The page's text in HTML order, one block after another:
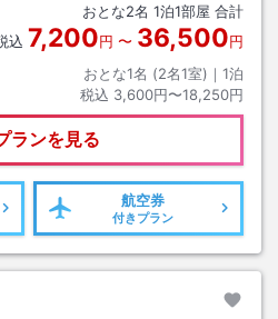
おとな2名 1泊1部屋 合計
込 7,200円 〜 36,500円
おとな1名 (2名1室)｜ 1泊
税込 3,600円〜18,250円
ランを見る
航空券
付きプラン